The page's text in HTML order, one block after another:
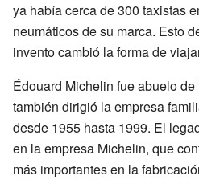
ya había cerca de 300 taxistas
neumáticos de su marca. Esto
invento cambió la forma de
Édouard Michelin fue abuelo de
también dirigió la empresa
desde 1955 hasta 1999. El
en la empresa Michelin, que
más importantes en la